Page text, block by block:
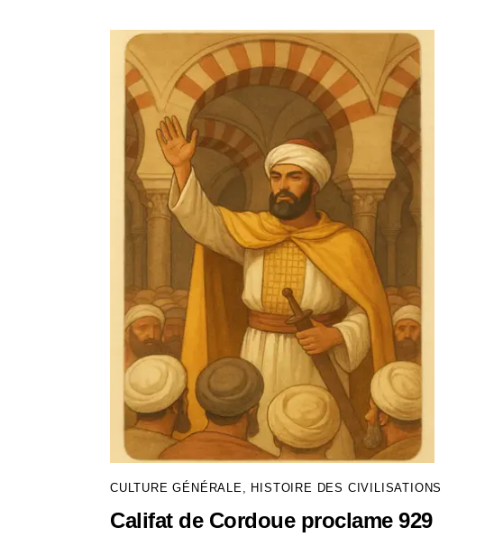
CULTURE GÉNÉRALE, HISTOIRE DES CIVILISATIONS
Califat de Cordoue proclame 929